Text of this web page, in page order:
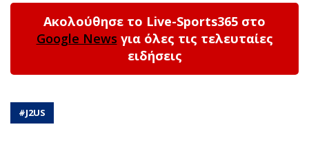
Ακολούθησε το Live-Sports365 στο
Google News για όλες τις τελευταίες
ειδήσεις
#J2US